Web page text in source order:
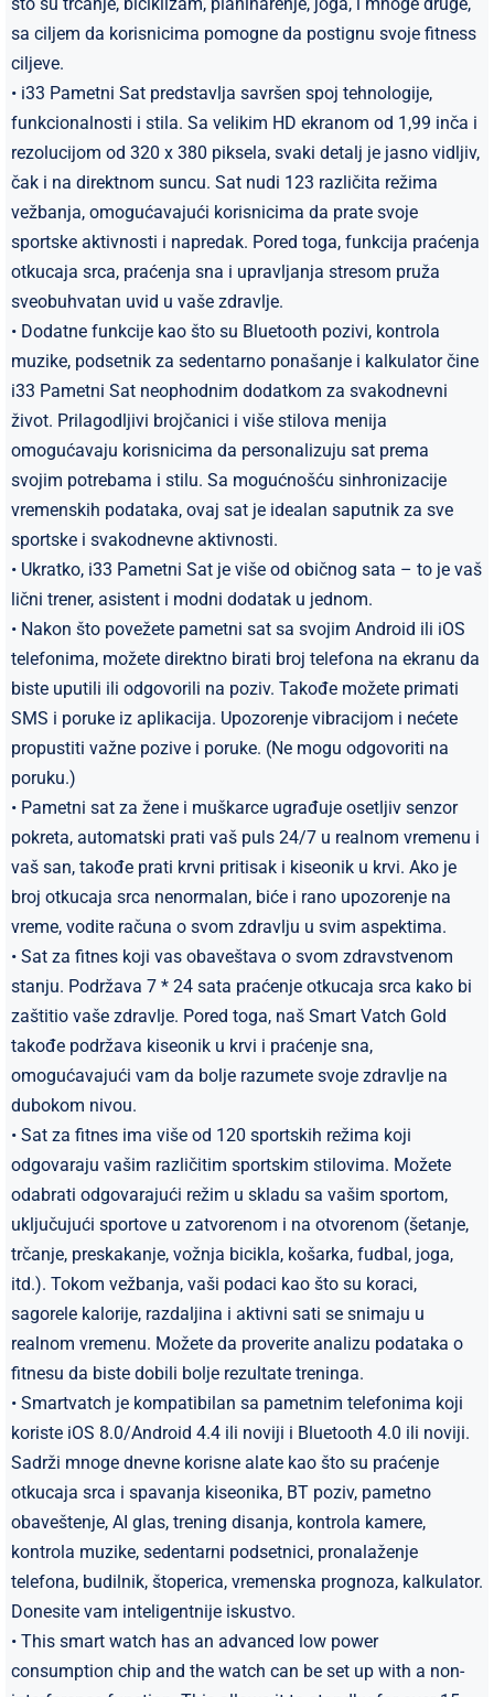
sa ciljem da korisnicima pomogne da postignu svoje fitness
ciljeve.
• i33 Pametni Sat predstavlja savršen spoj tehnologije,
funkcionalnosti i stila. Sa velikim HD ekranom od 1,99 inča i
rezolucijom od 320 x 380 piksela, svaki detalj je jasno vidljiv,
čak i na direktnom suncu. Sat nudi 123 različita režima
vežbanja, omogućavajući korisnicima da prate svoje
sportske aktivnosti i napredak. Pored toga, funkcija praćenja
otkucaja srca, praćenja sna i upravljanja stresom pruža
sveobuhvatan uvid u vaše zdravlje.
• Dodatne funkcije kao što su Bluetooth pozivi, kontrola
muzike, podsetnik za sedentarno ponašanje i kalkulator čine
i33 Pametni Sat neophodnim dodatkom za svakodnevni
život. Prilagodljivi brojčanici i više stilova menija
omogućavaju korisnicima da personalizuju sat prema
svojim potrebama i stilu. Sa mogućnošću sinhronizacije
vremenskih podataka, ovaj sat je idealan saputnik za sve
sportske i svakodnevne aktivnosti.
• Ukratko, i33 Pametni Sat je više od običnog sata – to je vaš
lični trener, asistent i modni dodatak u jednom.
• Nakon što povežete pametni sat sa svojim Android ili iOS
telefonima, možete direktno birati broj telefona na ekranu da
biste uputili ili odgovorili na poziv. Takođe možete primati
SMS i poruke iz aplikacija. Upozorenje vibracijom i nećete
propustiti važne pozive i poruke. (Ne mogu odgovoriti na
poruku.)
• Pametni sat za žene i muškarce ugrađuje osetljiv senzor
pokreta, automatski prati vaš puls 24/7 u realnom vremenu i
vaš san, takođe prati krvni pritisak i kiseonik u krvi. Ako je
broj otkucaja srca nenormalan, biće i rano upozorenje na
vreme, vodite računa o svom zdravlju u svim aspektima.
• Sat za fitnes koji vas obaveštava o svom zdravstvenom
stanju. Podržava 7 * 24 sata praćenje otkucaja srca kako bi
zaštitio vaše zdravlje. Pored toga, naš Smart Vatch Gold
takođe podržava kiseonik u krvi i praćenje sna,
omogućavajući vam da bolje razumete svoje zdravlje na
dubokom nivou.
• Sat za fitnes ima više od 120 sportskih režima koji
odgovaraju vašim različitim sportskim stilovima. Možete
odabrati odgovarajući režim u skladu sa vašim sportom,
uključujući sportove u zatvorenom i na otvorenom (šetanje,
trčanje, preskakanje, vožnja bicikla, košarka, fudbal, joga,
itd.). Tokom vežbanja, vaši podaci kao što su koraci,
sagorele kalorije, razdaljina i aktivni sati se snimaju u
realnom vremenu. Možete da proverite analizu podataka o
fitnesu da biste dobili bolje rezultate treninga.
• Smartvatch je kompatibilan sa pametnim telefonima koji
koriste iOS 8.0/Android 4.4 ili noviji i Bluetooth 4.0 ili noviji.
Sadrži mnoge dnevne korisne alate kao što su praćenje
otkucaja srca i spavanja kiseonika, BT poziv, pametno
obaveštenje, AI glas, trening disanja, kontrola kamere,
kontrola muzike, sedentarni podsetnici, pronalaženje
telefona, budilnik, štoperica, vremenska prognoza, kalkulator.
Donesite vam inteligentnije iskustvo.
• This smart watch has an advanced low power
consumption chip and the watch can be set up with a non-